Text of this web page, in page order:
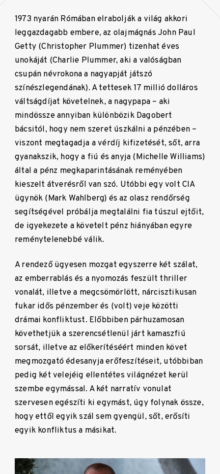
1973 nyarán Rómában elrabolják a világ akkori
leggazdagabb embere, az olajmágnás John Paul
Getty (Christopher Plummer) tizenhat éves
unokáját (Charlie Plummer, aki a valóságban
csupán névrokona a nagyapját játszó
színészlegendának). A tettesek 17 millió dolláros
váltságdíjat követelnek, a nagypapa – aki
mindössze annyiban különbözik Dagobert
bácsitól, hogy nem szeret úszkálni a pénzében –
viszont megtagadja a vérdíj kifizetését, sőt, arra
gyanakszik, hogy a fiú és anyja (Michelle Williams)
által a pénz megkaparintásának reményében
kieszelt átverésről van szó. Utóbbi egy volt CIA
ügynök (Mark Wahlberg) és az olasz rendőrség
segítségével próbálja megtalálni fia túszul ejtőit,
de igyekezete a követelt pénz hiányában egyre
reménytelenebbé válik.
A rendező ügyesen mozgat egyszerre két szálat,
az emberrablás és a nyomozás feszült thriller
vonalát, illetve a megcsömörlött, nárcisztikusan
fukar idős pénzember és (volt) veje közötti
drámai konfliktust. Előbbiben párhuzamosan
követhetjük a szerencsétlenül járt kamaszfiú
sorsát, illetve az előkerítéséért minden követ
megmozgató édesanyja erőfeszítéseit, utóbbiban
pedig két velejéig ellentétes világnézet kerül
szembe egymással. A két narratív vonulat
szervesen egészíti ki egymást, úgy folynak össze,
hogy ettől egyik szál sem gyengül, sőt, erősíti
egyik konfliktus a másikat.